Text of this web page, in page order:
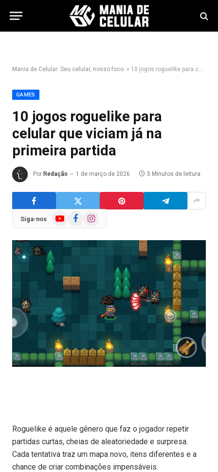
Mania de Celular: Seu celular, nosso foco. » 10 jogos roguelike para celular que viciam já na primeira partida
GAMES
10 jogos roguelike para
celular que viciam já na
primeira partida
Por Redação 1 de março de 2026 5 Minutos de leitura
Siga-nos YouTubeFacebookInstagram
Roguelike é aquele gênero que faz o jogador repetir
partidas curtas, cheias de aleatoriedade e surpresa.
Cada tentativa traz um mapa novo, itens diferentes e a
chance de criar combinações impensáveis.